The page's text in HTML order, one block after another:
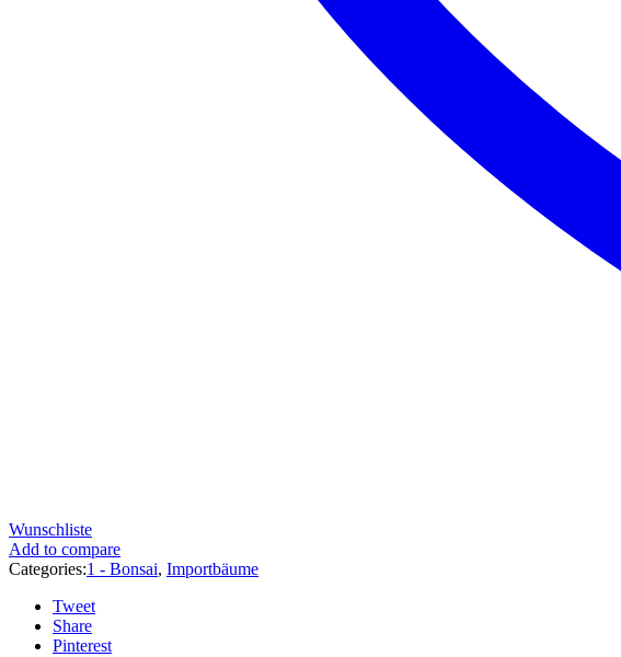
Wunschliste
Add to compare
Categories:1 - Bonsai, Importbäume
Tweet
Share
Pinterest